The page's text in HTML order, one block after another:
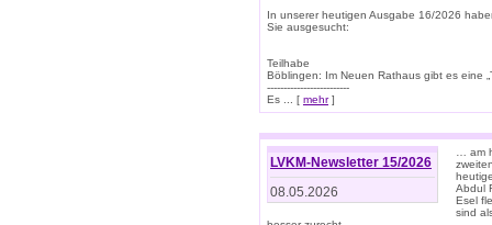
In unserer heutigen Ausgabe 16/2026
Sie ausgesucht:
Teilhabe
Böblingen: Im Neuen Rathaus gibt es eine
-------------------------
Es ... [ mehr]
LVKM-Newsletter 15/2026
08.05.2026
… am
Abdul
Esel
sind